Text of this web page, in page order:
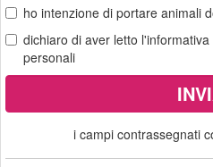
ho intenzione di portare animali
dichiaro di aver letto l'informativa
personali
i campi contrassegnati